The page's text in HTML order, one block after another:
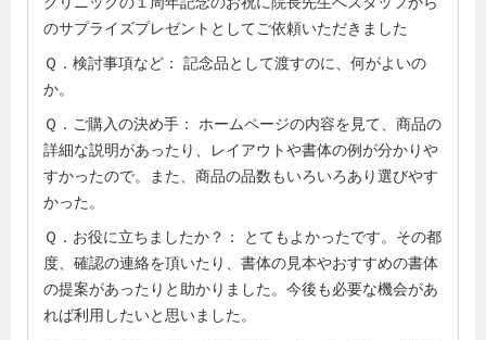
のサプライズプレゼントとしてご依頼いただきました
Ｑ．検討事項など： 記念品として渡すのに、何がよいの
か。
Ｑ．ご購入の決め手： ホームページの内容を見て、商品の
詳細な説明があったり、レイアウトや書体の例が分かりや
すかったので。また、商品の品数もいろいろあり選びやす
かった。
Ｑ．お役に立ちましたか？： とてもよかったです。その都
度、確認の連絡を頂いたり、書体の見本やおすすめの書体
の提案があったりと助かりました。今後も必要な機会があ
れば利用したいと思いました。